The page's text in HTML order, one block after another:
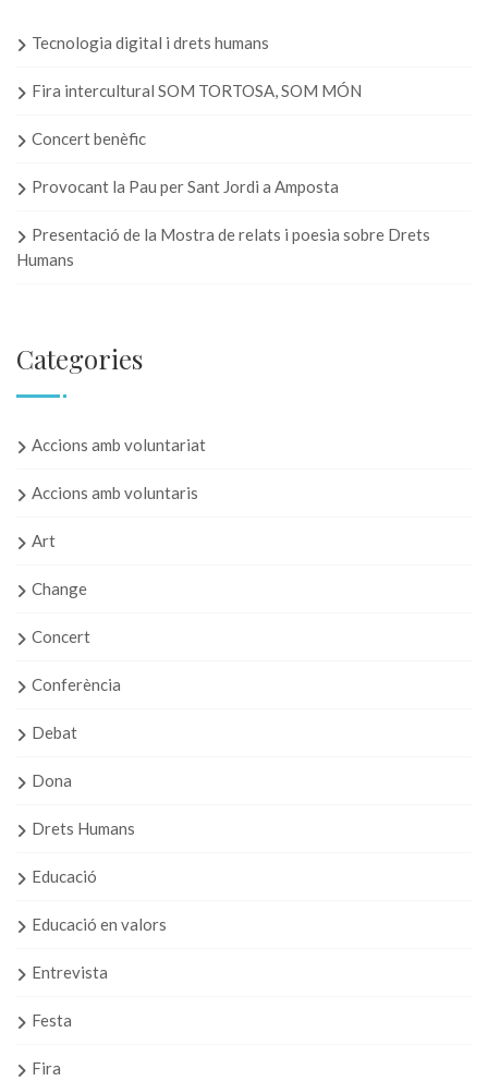
Tecnologia digital i drets humans
Fira intercultural SOM TORTOSA, SOM MÓN
Concert benèfic
Provocant la Pau per Sant Jordi a Amposta
Presentació de la Mostra de relats i poesia sobre Drets
Humans
Categories
Accions amb voluntariat
Accions amb voluntaris
Art
Change
Concert
Conferència
Debat
Dona
Drets Humans
Educació
Educació en valors
Entrevista
Festa
Fira